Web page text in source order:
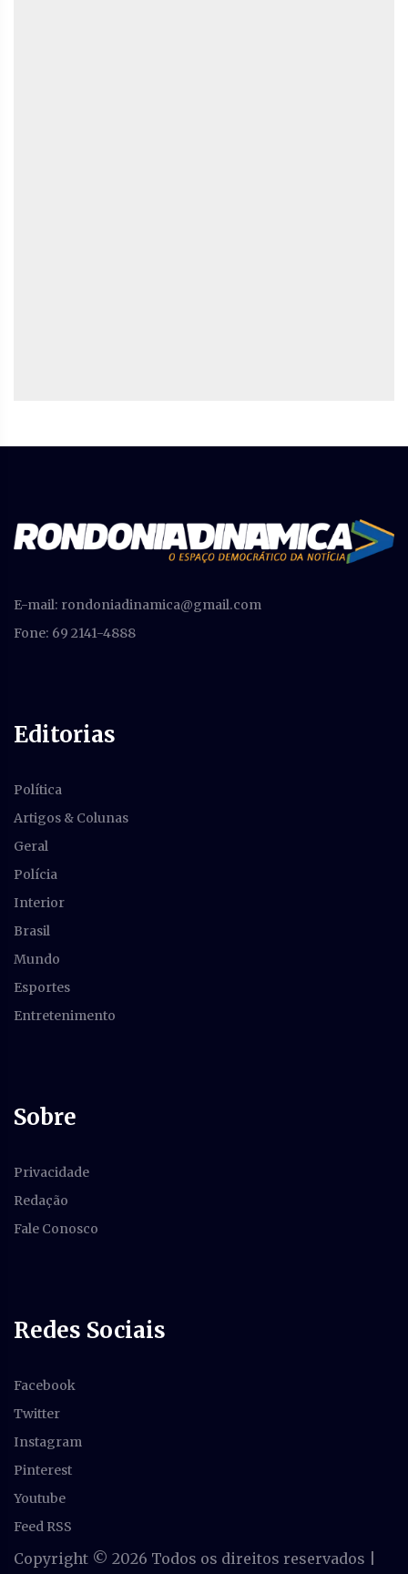
E-mail: rondoniadinamica@gmail.com
Fone: 69 2141-4888
Editorias
Política
Artigos & Colunas
Geral
Polícia
Interior
Brasil
Mundo
Esportes
Entretenimento
Sobre
Privacidade
Redação
Fale Conosco
Redes Sociais
Facebook
Twitter
Instagram
Pinterest
Youtube
Feed RSS
Copyright © 2026 Todos os direitos reservados |